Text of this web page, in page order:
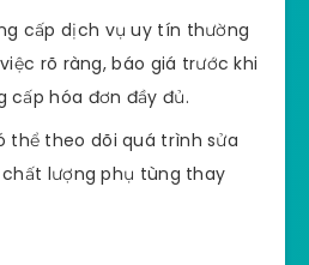
cấp dịch vụ uy tín thường
rõ ràng, báo giá trước khi
cấp hóa đơn đầy đủ.
thể theo dõi quá trình sửa
lượng phụ tùng thay